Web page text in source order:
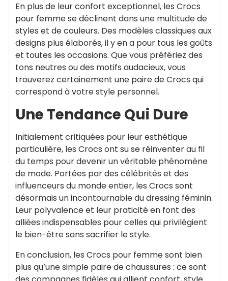
En plus de leur confort exceptionnel, les Crocs
pour femme se déclinent dans une multitude de
styles et de couleurs. Des modèles classiques aux
designs plus élaborés, il y en a pour tous les goûts
et toutes les occasions. Que vous préfériez des
tons neutres ou des motifs audacieux, vous
trouverez certainement une paire de Crocs qui
correspond à votre style personnel.
Une Tendance Qui Dure
Initialement critiquées pour leur esthétique
particulière, les Crocs ont su se réinventer au fil
du temps pour devenir un véritable phénomène
de mode. Portées par des célébrités et des
influenceurs du monde entier, les Crocs sont
désormais un incontournable du dressing féminin.
Leur polyvalence et leur praticité en font des
alliées indispensables pour celles qui privilégient
le bien-être sans sacrifier le style.
En conclusion, les Crocs pour femme sont bien
plus qu’une simple paire de chaussures : ce sont